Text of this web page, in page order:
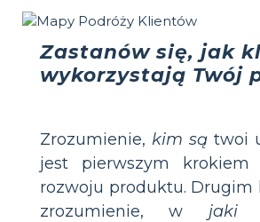
Zastanów się, jak
wykorzystają Twój
Zrozumienie, kim są twoi
jest pierwszym krokiem
rozwoju produktu. Drugim
zrozumienie, w jaki